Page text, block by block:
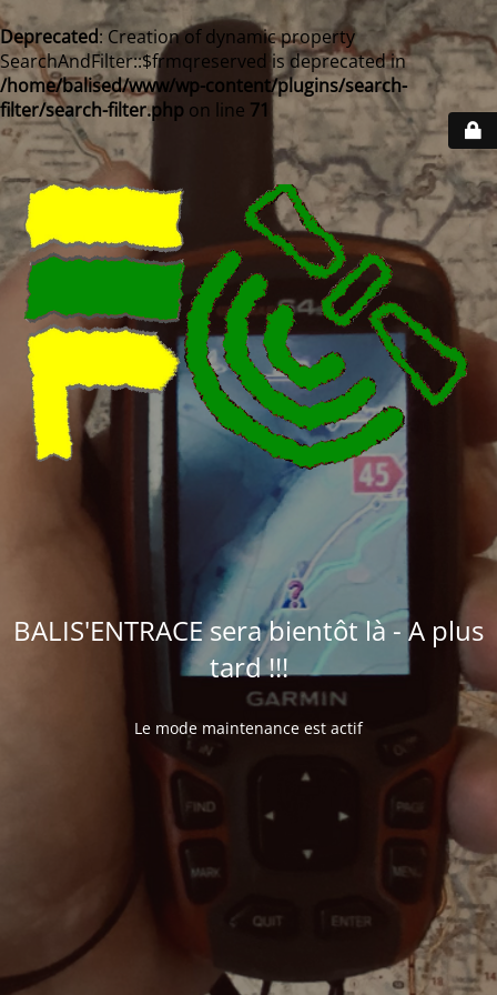
Deprecated: Creation of dynamic property
SearchAndFilter::$frmqreserved is deprecated in
/home/balised/www/wp-content/plugins/search-
filter/search-filter.php on line 71
BALIS'ENTRACE sera bientôt là - A plus
tard !!!
Le mode maintenance est actif